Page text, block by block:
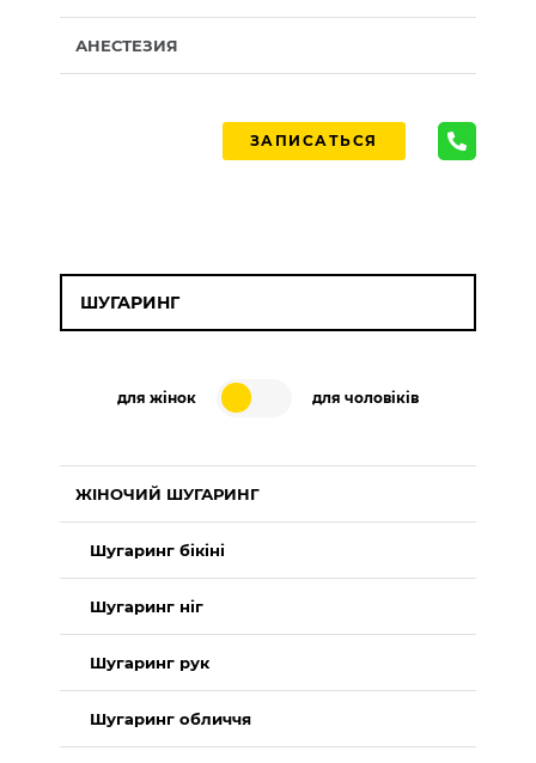
АНЕСТЕЗИЯ
ЗАПИСАТЬСЯ
ШУГАРИНГ
для жінок для чоловіків
ЖІНОЧИЙ ШУГАРИНГ
Шугаринг бікіні
Шугаринг ніг
Шугаринг рук
Шугаринг обличчя